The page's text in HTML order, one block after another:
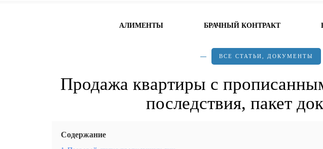
АЛИМЕНТЫ БРАЧНЫЙ КОНТРАКТ
ВСЕ СТАТЬИ ДОКУМЕНТЫ
Продажа квартиры с
последствия, пакет
Содержание